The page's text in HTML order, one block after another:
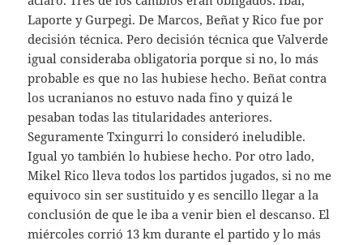
Laporte y Gurpegi. De Marcos, Beñat y Rico fue por
decisión técnica. Pero decisión técnica que Valverde
igual consideraba obligatoria porque si no, lo más
probable es que no las hubiese hecho. Beñat contra
los ucranianos no estuvo nada fino y quizá le
pesaban todas las titularidades anteriores.
Seguramente Txingurri lo consideró ineludible.
Igual yo también lo hubiese hecho. Por otro lado,
Mikel Rico lleva todos los partidos jugados, si no me
equivoco sin ser sustituido y es sencillo llegar a la
conclusión de que le iba a venir bien el descanso. El
miércoles corrió 13 km durante el partido y lo más